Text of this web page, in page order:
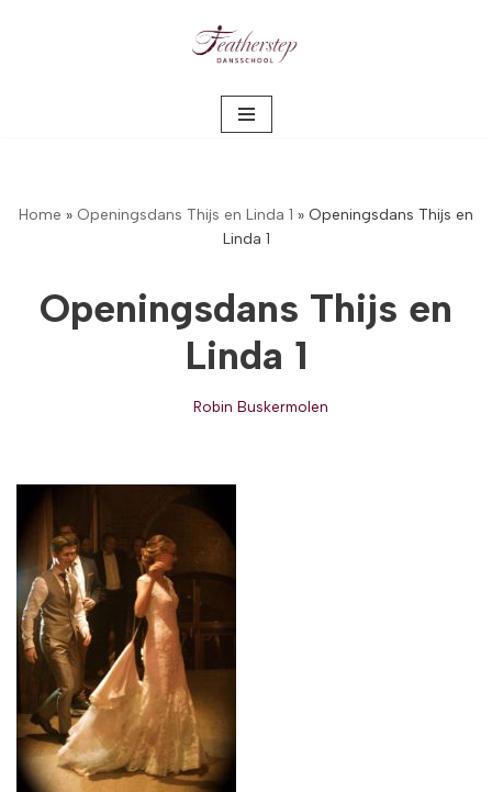
Home » Openingsdans Thijs en Linda 1 » Openingsdans Thijs en
Linda 1
Openingsdans Thijs en
Linda 1
Robin Buskermolen